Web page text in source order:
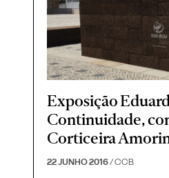
Exposição
Continuidade,
Corticeira
22 JUNHO 2016/ CCB